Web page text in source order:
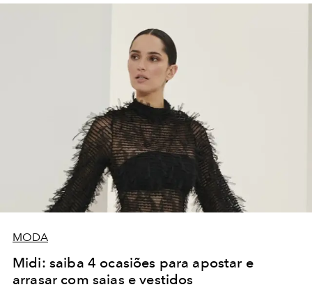
MODA
Midi: saiba 4 ocasiões para apostar e
arrasar com saias e vestidos